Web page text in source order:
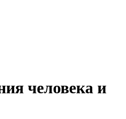
человека и